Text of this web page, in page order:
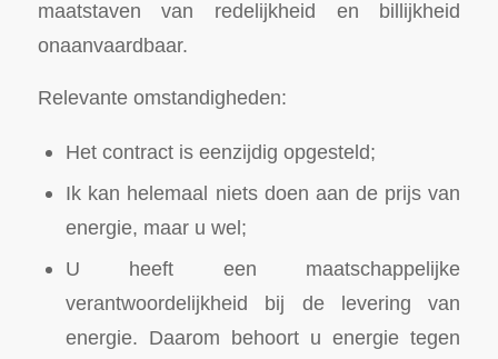
maatstaven van redelijkheid en billijkheid
onaanvaardbaar.
Relevante omstandigheden:
Het contract is eenzijdig opgesteld;
Ik kan helemaal niets doen aan de prijs van
energie, maar u wel;
U heeft een maatschappelijke
verantwoordelijkheid bij de levering van
energie. Daarom behoort u energie tegen